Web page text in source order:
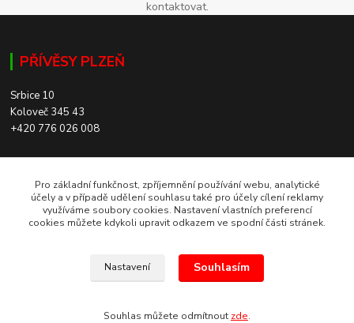
kontaktovat.
PŘÍVĚSY PLZEŇ
Srbice 10
Koloveč 345 43
+420 776 026 008
SKLADEM 200+ PŘÍVĚSŮ
Planá nad Lužnicí 391 11
Pro základní funkčnost, zpříjemnění používání webu, analytické
účely a v případě udělení souhlasu také pro účely cílení reklamy
využíváme soubory cookies. Nastavení vlastních preferencí
cookies můžete kdykoli upravit odkazem ve spodní části stránek.
Nastavení Souhlasím
Souhlas můžete odmítnout zde.